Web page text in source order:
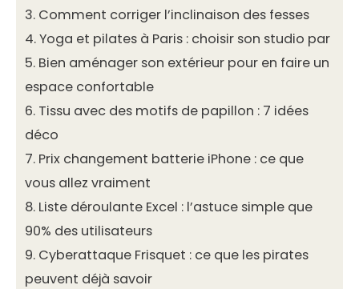
3. Comment corriger l’inclinaison des fesses
4.Yoga et pilates à Paris : choisir son studio par
5. Bien aménager son extérieur pour en faire un
espace confortable
6. Tissu avec des motifs de papillon : 7 idées
déco
7. Prix changement batterie iPhone : ce que
vous allez vraiment
8. Liste déroulante Excel : l’astuce simple que
90% des utilisateurs
9. Cyberattaque Frisquet : ce que les pirates
peuvent déjà savoir